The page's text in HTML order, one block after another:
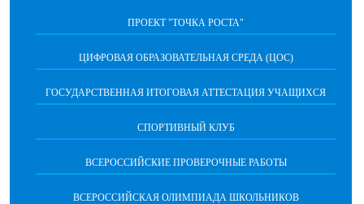
ПРОЕКТ "ТОЧКА РОСТА"
ЦИФРОВАЯ ОБРАЗОВАТЕЛЬНАЯ СРЕДА (ЦОС)
ГОСУДАРСТВЕННАЯ ИТОГОВАЯ АТТЕСТАЦИЯ УЧАЩИХСЯ
СПОРТИВНЫЙ КЛУБ
ВСЕРОССИЙСКИЕ ПРОВЕРОЧНЫЕ РАБОТЫ
ВСЕРОССИЙСКАЯ ОЛИМПИАДА ШКОЛЬНИКОВ